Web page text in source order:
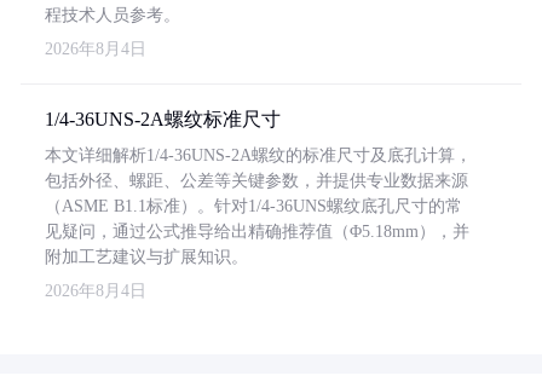
程技术人员参考。
2026年8月4日
1/4-36UNS-2A螺纹标准尺寸
本文详细解析1/4-36UNS-2A螺纹的标准尺寸及底孔计算，
包括外径、螺距、公差等关键参数，并提供专业数据来源
（ASME B1.1标准）。针对1/4-36UNS螺纹底孔尺寸的常
见疑问，通过公式推导给出精确推荐值（Φ5.18mm），并
附加工艺建议与扩展知识。
2026年8月4日